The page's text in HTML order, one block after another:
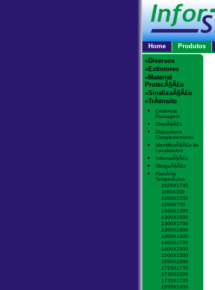
Home Produtos
»Diversos
»Extintores
»Material
ProtecÃ§Ã£o
»SinalizaÃ§Ã£o
»TrÃ¢nsito
Cedencia
Passagem
DirecÃ§Ã£o
Dispositivos
Complementares
IdentificaÃ§Ã£o de
Localidades
InformaÃ§Ã£o
ObrigaÃ§Ã£o
PainÃ©is
TemporÃ¡rios
1025X1735
1160X300
1200X2200
1200X700
1300X1300
1300X1600
1300X1735
1300X1800
1400X1400
1400X1735
1400X2900
1500X1500
1550X2200
1725X1735
1730X2200
1735X1735
1850X1400